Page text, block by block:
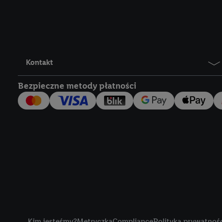
Kontakt
Bezpieczne metody płatności
Lidl Plus, możemy
wymienionych
następnie
użytkownika w
my i jeden z innych
Użytkownik upoważnia
usługach Lidl. Utiq
tak, Utiq udostępni
numeru
wykorzystany do
szczególności
obsługiwanych przez
korzystanie z
lub